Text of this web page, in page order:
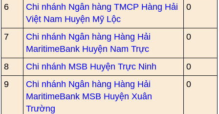
6
Chi nhánh Ngân hàng TMCP Hàng Hải
Việt Nam Huyện Mỹ Lộc
0
7
Chi nhánh Ngân hàng Hàng Hải
MaritimeBank Huyện Nam Trực
0
8 Chi nhánh MSB Huyện Trực Ninh
0
9
Chi nhánh Ngân hàng Hàng Hải
MaritimeBank MSB Huyện Xuân
Trường
0